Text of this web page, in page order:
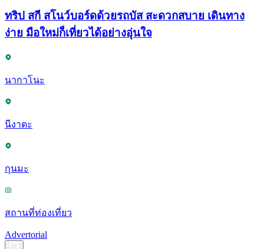
ทริป สกี สโนว์บอร์ดด้วยรถบัส สะดวกสบาย เดินทาง
ง่าย มือใหม่ก็เที่ยวได้อย่างอุ่นใจ
นากาโนะ
นีงาตะ
กุนมะ
สถานที่ท่องเที่ยว
Advertorial